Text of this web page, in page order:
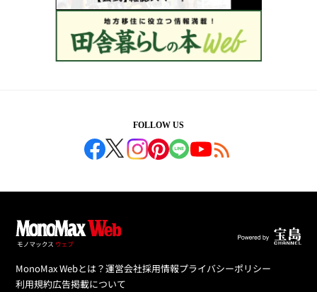
FOLLOW US
MonoMax Webとは？運営会社採用情報プライバシーポリシー
利用規約広告掲載について